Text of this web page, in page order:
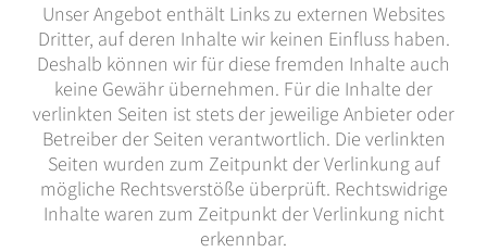
Unser Angebot enthält Links zu externen Websites
Dritter, auf deren Inhalte wir keinen Einfluss haben.
Deshalb können wir für diese fremden Inhalte auch
keine Gewähr übernehmen. Für die Inhalte der
verlinkten Seiten ist stets der jeweilige Anbieter oder
Betreiber der Seiten verantwortlich. Die verlinkten
Seiten wurden zum Zeitpunkt der Verlinkung auf
mögliche Rechtsverstöße überprüft. Rechtswidrige
Inhalte waren zum Zeitpunkt der Verlinkung nicht
erkennbar.